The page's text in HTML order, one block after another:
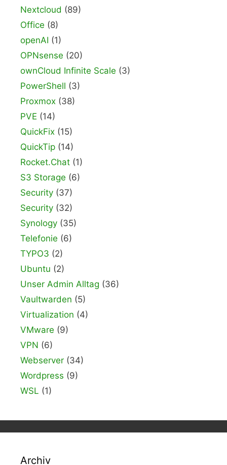
Nextcloud (89)
Office (8)
openAI (1)
OPNsense (20)
ownCloud Infinite Scale (3)
PowerShell (3)
Proxmox (38)
PVE (14)
QuickFix (15)
QuickTip (14)
Rocket.Chat (1)
S3 Storage (6)
Security (37)
Security (32)
Synology (35)
Telefonie (6)
TYPO3 (2)
Ubuntu (2)
Unser Admin Alltag (36)
Vaultwarden (5)
Virtualization (4)
VMware (9)
VPN (6)
Webserver (34)
Wordpress (9)
WSL (1)
Archiv